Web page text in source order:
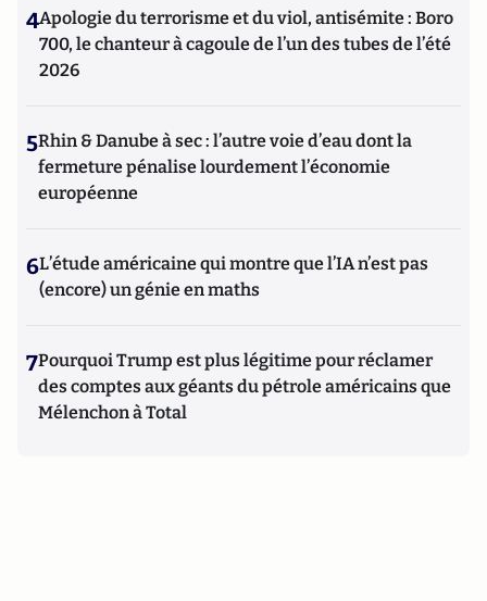
4Apologie du terrorisme et du viol, antisémite : Boro
700, le chanteur à cagoule de l’un des tubes de l’été
2026
5Rhin & Danube à sec : l’autre voie d’eau dont la
fermeture pénalise lourdement l’économie
européenne
6L’étude américaine qui montre que l’IA n’est pas
(encore) un génie en maths
7Pourquoi Trump est plus légitime pour réclamer
des comptes aux géants du pétrole américains que
Mélenchon à Total